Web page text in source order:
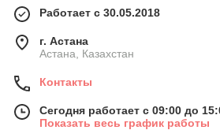
Работает с 30.05.2018
г. Астана
Астана, Казахстан
Контакты
Сегодня работает с 09:00 до
Показать весь график работы